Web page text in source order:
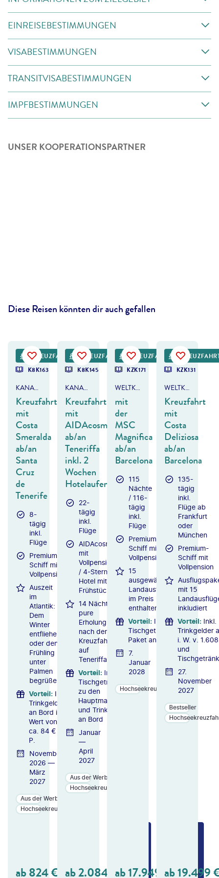
EINREISEBESTIMMUNGEN
VISABESTIMMUNGEN
TRANSITVISABESTIMMUNGEN
IMPFBESTIMMUNGEN
UNSER KOOPERATIONSPARTNER
Diese Reisen könnten dir auch gefallen
KREUZFAHRT
K8K163
KANAREN & MADEIRA
Kreuzfahrt
mit
Costa
Smeralda
ab/an
Santa
Cruz
de
Tenerife
8-
tägig
inkl.
Flüge
Premium-
Schiff mit
Vollpension
Auszeit
im
Atlantik:
Dem
Winter
entfliehen
oder den
Frühling
unter
Palmen
begrüßen
Vorteil: Inkl.
Trinkgelder
an Bord im
Wert von
ca. 84 € p.
P.
November
2026 —
März
2027
Aus der Werbung
Hochseekreuzfahrten
ab824€
B
KREUZFAHRT
K8K145
KANAREN & MADEIRA
Kreuzfahrt
mit
AIDAcosma
ab/an
Teneriffa
inkl. 2
Wochen
Hotelaufenthalt
22-
tägig
inkl.
Flüge
AIDAcosma
mit
Vollpension
/ 4-Sterne-
Hotel mit
Frühstück
14 Nächte
pure
Erholung
nach der
Kreuzfahrt
auf
Teneriffa
Vorteil: Inkl.
Tischgetränke
zu den
Hauptmahlzeiten
und Trinkgelder
an Bord
Januar
—
April
2027
Aus der Werbung
Hochseekreuzfahrten
ab2.084 €
B
KREUZFAHRT
KZK171
WELTKREUZFAHRT
mit
der
MSC
Magnifica
ab/an
Barcelona
115
Nächte
/ 116-
tägig
inkl.
Flüge
Premium-
Schiff mit
Vollpension
15
ausgewählte
Landausflüge
im Preis
enthalten
Vorteil: Inkl.
Tischgetränke-
Paket an Bord
7.
Januar
2028
Hochseekreuzfahrten
ab17.949 €
B
KZK131
WELTKREUZFAHRT
Kreuzfahrt
mit
Costa
Deliziosa
ab/an
Barcelona
135-
tägig
inkl.
Flüge ab
Frankfurt
oder
München
Premium-
Schiff mit
Vollpension
mit 15
inkludiert
Vorteil: Inkl.
Trinkgelder
i. W. v.
und
27.
November
2027
Bestseller
ab19.499